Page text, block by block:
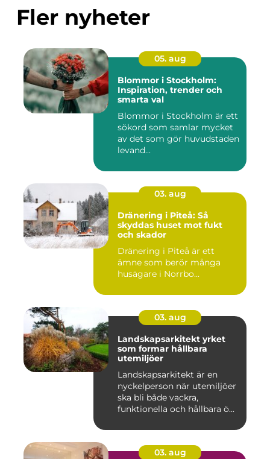
Fler nyheter
05. aug
Blommor i Stockholm:
Inspiration, trender och
smarta val
Blommor i Stockholm är ett
sökord som samlar mycket
av det som gör huvudstaden
levand...
03. aug
Dränering i Piteå: Så
skyddas huset mot fukt
och skador
Dränering i Piteå är ett
ämne som berör många
husägare i Norrbo...
03. aug
Landskapsarkitekt yrket
som formar hållbara
utemiljöer
Landskapsarkitekt är en
nyckelperson när utemiljöer
ska bli både vackra,
funktionella och hållbara ö...
03. aug